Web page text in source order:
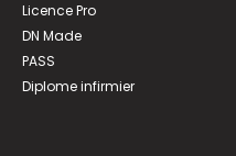
Licence Pro
DN Made
PASS
Diplome infirmier